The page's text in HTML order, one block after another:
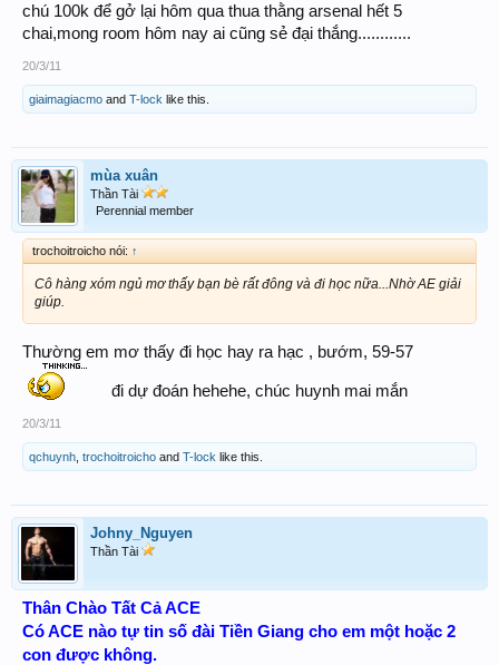
chú 100k để gở lại hôm qua thua thằng arsenal hết 5
chai,mong room hôm nay ai cũng sẻ đại thắng............
20/3/11
giaimagiacmo and T-lock like this.
mùa xuân
Thần Tài
Perennial member
trochoitroicho nói: ↑
Cô hàng xóm ngủ mơ thấy bạn bè rất đông và đi học nữa...Nhờ AE giải
giúp.
Thường em mơ thấy đi học hay ra hạc , bướm, 59-57
đi dự đoán hehehe, chúc huynh mai mắn
20/3/11
qchuynh trochoitroicho and T-lock like this.
Johny_Nguyen
Thần Tài
Thân Chào Tất Cả ACE
Có ACE nào tự tin số đài Tiền Giang cho em một hoặc 2
con được không.